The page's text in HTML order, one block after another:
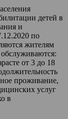
детей в
и
по
жителям
от 3 до 18
проживание,
услуг
в